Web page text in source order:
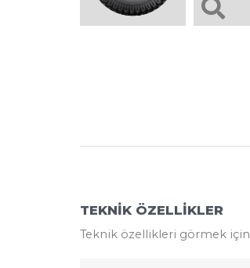
TEKNİK ÖZELLİKLER
Teknik özellikleri görmek için